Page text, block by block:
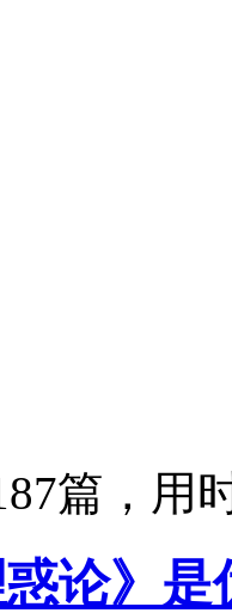
篇，用
论》是